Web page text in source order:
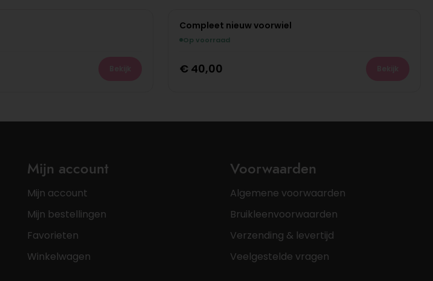
Compleet nieuw voorwiel
Op voorraad
€ 40,00
Mijn account
Mijn account
Mijn bestellingen
Favorieten
Winkelwagen
Voorwaarden
Algemene voorwaarden
Bruikleenvoorwaarden
Verzending & levertijd
Veelgestelde vragen